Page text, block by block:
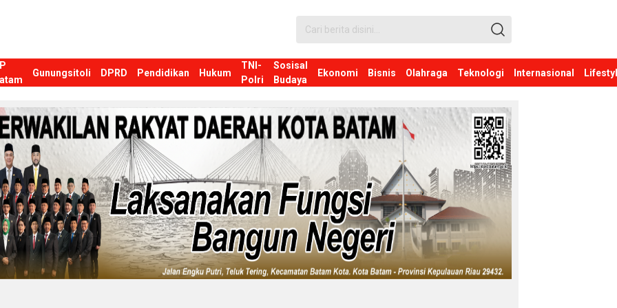
Gunungsitoli DPRD Pendidikan Hukum
TNI-
Polri
Sosisal
Budaya
Ekonomi Bisnis Olahraga Teknologi Internasional